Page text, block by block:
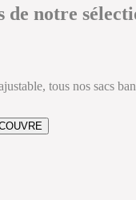
de notre
tous nos sacs